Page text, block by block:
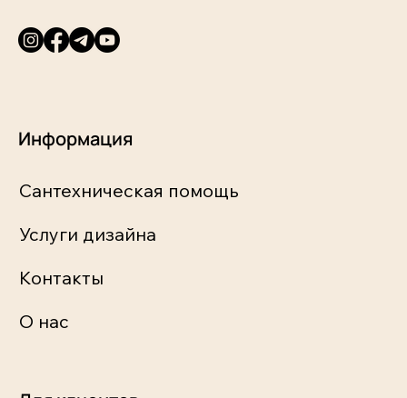
Информация
Сантехническая помощь
Услуги дизайна
Контакты
О нас